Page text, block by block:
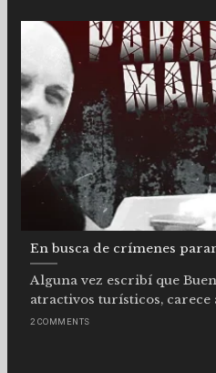
En busca de crímenes
Alguna vez escribí que
atractivos turísticos, carece
2 COMMENTS